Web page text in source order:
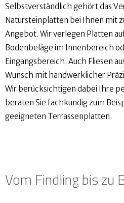
Selbstverständlich gehört das
Natursteinplatten bei Ihnen mit
Angebot. Wir verlegen Platten
Bodenbeläge im Innenbereich
Eingangsbereich. Auch Fliesen
Wunsch mit handwerklicher
Wir berücksichtigen dabei Ihre
beraten Sie fachkundig zum
geeigneten Terrassenplatten.
Vom Findling bis